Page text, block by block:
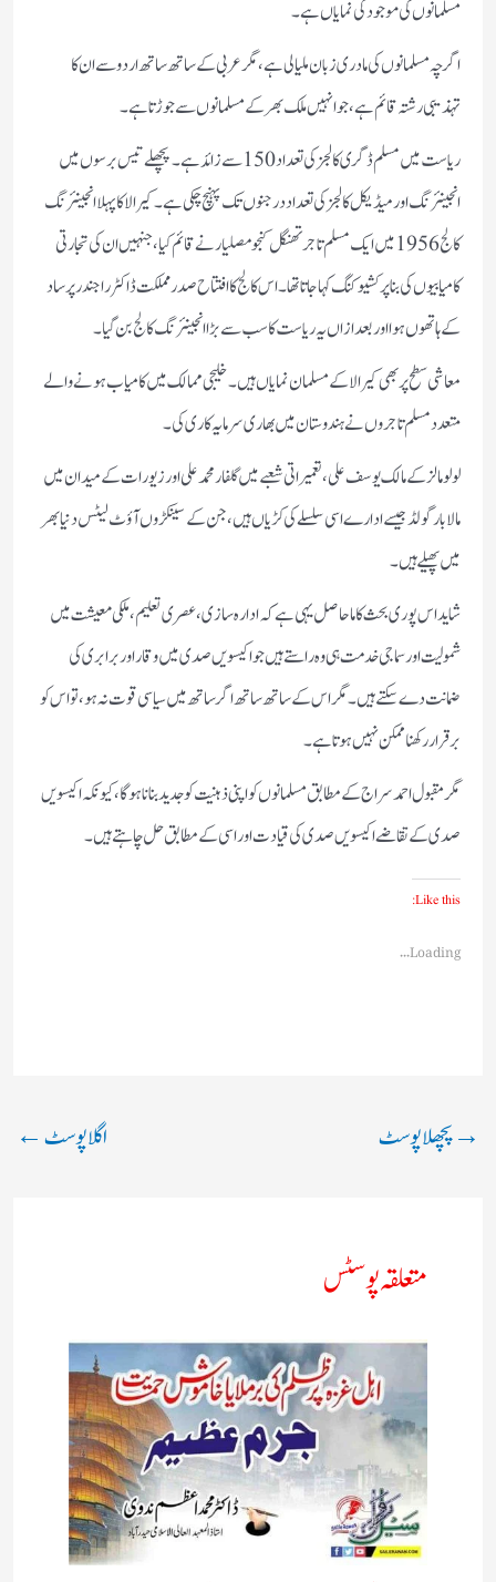
مسلمانوں کی موجودگی نمایاں ہے۔
اگرچہ مسلمانوں کی مادری زبان ملیالی ہے، مگر عربی کے ساتھ ساتھ اردو سے ان کا
تہذیبی رشتہ قائم ہے، جو انہیں ملک بھر کے مسلمانوں سے جوڑتا ہے۔
ریاست میں مسلم ڈگری کالجز کی تعداد 150 سے زائد ہے۔ پچھلے تیس برسوں میں
انجینئرنگ اور میڈیکل کالجز کی تعداد درجنوں تک پہنچ چکی ہے۔ کیرالا کا پہلا انجینئرنگ
کالج 1956 میں ایک مسلم تاجر تھنگل کنجو مصلیار نے قائم کیا، جنہیں ان کی تجارتی
کامیابیوں کی بنا پر کشیو کنگ کہا جاتا تھا۔ اس کالج کا افتتاح صدرمملکت ڈاکٹر راجندر پرساد
کے ہاتھوں ہوا اور بعد ازاں یہ ریاست کا سب سے بڑا انجینئرنگ کالج بن گیا۔
معاشی سطح پر بھی کیرالا کے مسلمان نمایاں ہیں۔ خلیجی ممالک میں کامیاب ہونے والے
متعدد مسلم تاجروں نے ہندوستان میں بھاری سرمایہ کاری کی۔
لولو مالز کے مالک یوسف علی، تعمیراتی شعبے میں گلفار محمد علی اور زیورات کے میدان میں
مالابار گولڈ جیسے ادارے اسی سلسلے کی کڑیاں ہیں، جن کے سینکڑوں آؤٹ لیٹس دنیا بھر
میں پھیلے ہیں۔
شاید اس پوری بحث کا ماحاصل یہی ہے کہ ادارہ سازی، عصری تعلیم، ملکی معیشت میں
شمولیت اور سماجی خدمت ہی وہ راستے ہیں جو اکیسویں صدی میں وقار اور برابری کی
ضمانت دے سکتے ہیں۔ مگر اس کے ساتھ ساتھ اگر ساتھ میں سیاسی قوت نہ ہو، تو اس کو
برقرار رکھنا ممکن نہیں ہوتا ہے۔
مگر مقبول احمد سراج کے مطابق مسلمانوں کو اپنی ذہنیت کو جدید بنانا ہوگا، کیونکہ اکیسویں
صدی کے تقاضے اکیسویں صدی کی قیادت اور اسی کے مطابق حل چاہتے ہیں۔
Like this:
Loading...
→پچھلا پوسٹ اگلا پوسٹ←
متعلقہ پوسٹس